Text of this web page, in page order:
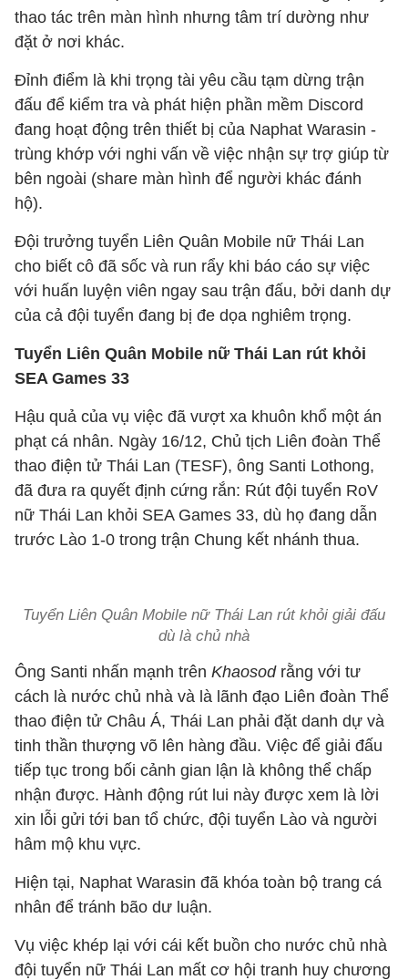
thao tác trên màn hình nhưng tâm trí dường như
đặt ở nơi khác.
Đỉnh điểm là khi trọng tài yêu cầu tạm dừng trận
đấu để kiểm tra và phát hiện phần mềm Discord
đang hoạt động trên thiết bị của Naphat Warasin -
trùng khớp với nghi vấn về việc nhận sự trợ giúp từ
bên ngoài (share màn hình để người khác đánh
hộ).
Đội trưởng tuyển Liên Quân Mobile nữ Thái Lan
cho biết cô đã sốc và run rẩy khi báo cáo sự việc
với huấn luyện viên ngay sau trận đấu, bởi danh dự
của cả đội tuyển đang bị đe dọa nghiêm trọng.
Tuyển Liên Quân Mobile nữ Thái Lan rút khỏi
SEA Games 33
Hậu quả của vụ việc đã vượt xa khuôn khổ một án
phạt cá nhân. Ngày 16/12, Chủ tịch Liên đoàn Thể
thao điện tử Thái Lan (TESF), ông Santi Lothong,
đã đưa ra quyết định cứng rắn: Rút đội tuyển RoV
nữ Thái Lan khỏi SEA Games 33, dù họ đang dẫn
trước Lào 1-0 trong trận Chung kết nhánh thua.
Tuyển Liên Quân Mobile nữ Thái Lan rút khỏi giải đấu
dù là chủ nhà
Ông Santi nhấn mạnh trên Khaosodrằng với tư
cách là nước chủ nhà và là lãnh đạo Liên đoàn Thể
thao điện tử Châu Á, Thái Lan phải đặt danh dự và
tinh thần thượng võ lên hàng đầu. Việc để giải đấu
tiếp tục trong bối cảnh gian lận là không thể chấp
nhận được. Hành động rút lui này được xem là lời
xin lỗi gửi tới ban tổ chức, đội tuyển Lào và người
hâm mộ khu vực.
Hiện tại, Naphat Warasin đã khóa toàn bộ trang cá
nhân để tránh bão dư luận.
Vụ việc khép lại với cái kết buồn cho nước chủ nhà
đội tuyển nữ Thái Lan mất cơ hội tranh huy chương